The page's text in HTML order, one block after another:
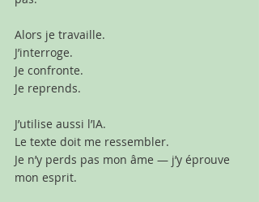
Alors je travaille.
J’interroge.
Je confronte.
Je reprends.
J’utilise aussi l’IA.
Le texte doit me ressembler.
Je n’y perds pas mon âme — j’y éprouve
mon esprit.